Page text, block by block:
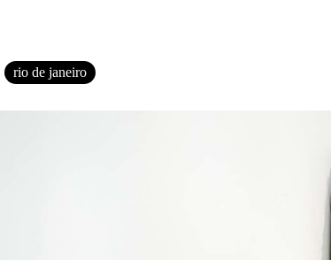
rio de janeiro